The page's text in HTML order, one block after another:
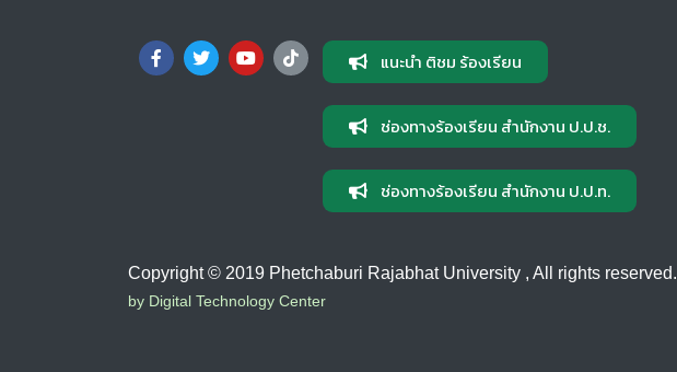
แนะนำ ติชม ร้องเรียน
ช่องทางร้องเรียน สำนักงาน ป.ป.ช.
ช่องทางร้องเรียน สำนักงาน ป.ป.ท.
Copyright © 2019 Phetchaburi Rajabhat University , All rights reserved.
by Digital Technology Center